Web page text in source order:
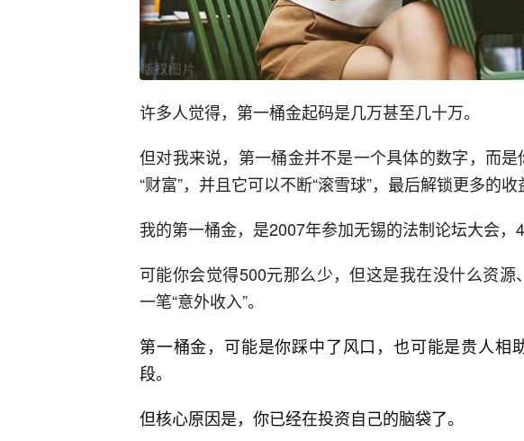
许多人觉得，第一桶金起码是几万甚至几十万。
但对我来说，第一桶金并不是一个具体的数字，而
“财富”，并且它可以不断“滚雪球”，最后解锁更多的收
我的第一桶金，是2007年参加无锡的法制论坛大会，
可能你会觉得500元那么少，但这是我在没什么资
一笔“意外收入”。
第一桶金，可能是你踩中了风口，也可能是贵人相
段。
但核心原因是，你已经在投资自己的脑袋了。